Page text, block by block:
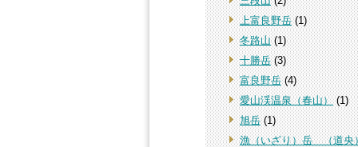
上富良野岳(1)
冬路山(1)
十勝岳(3)
富良野岳(4)
愛山渓温泉（春山）(1)
旭岳(1)
漁（いざり）岳 （道央